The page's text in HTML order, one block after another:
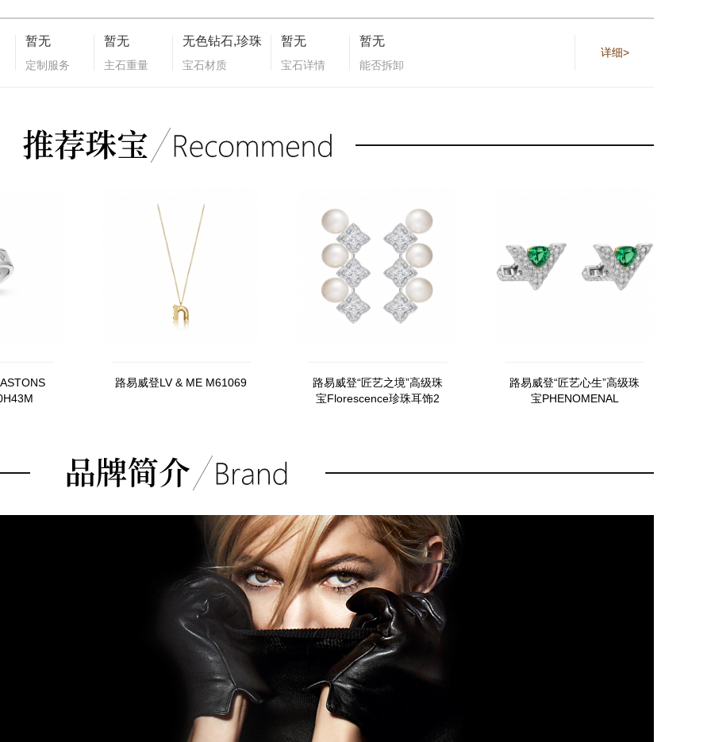
暂无
定制服务
暂无
主石重量
无色钻石,珍珠
宝石材质
暂无
宝石详情
暂无
能否拆卸
详细>
路易威登LV & ME M61069
路易威登“匠艺之境”高级珠
宝Florescence珍珠耳饰2
路易威登“匠艺心生”高级珠
宝PHENOMENAL